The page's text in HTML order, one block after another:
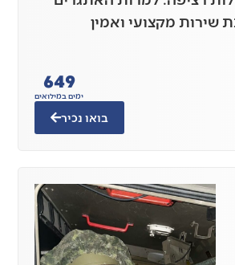
שירות מקצועי ואמין
ימים במילואים
649
בואו נכיר